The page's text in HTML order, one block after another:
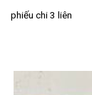
phiếu chi 3 liên